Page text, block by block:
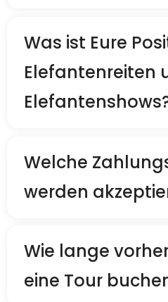
Was ist Eure
Elefantenreiten
Welche
werden
Wie lange
eine Tour